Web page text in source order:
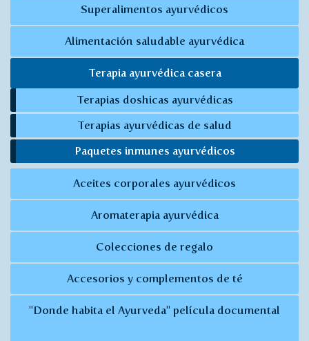
Superalimentos ayurvédicos
Alimentación saludable ayurvédica
Terapia ayurvédica casera
Terapias doshicas ayurvédicas
Terapias ayurvédicas de salud
Paquetes inmunes ayurvédicos
Aceites corporales ayurvédicos
Aromaterapia ayurvédica
Colecciones de regalo
Accesorios y complementos de té
"Donde habita el Ayurveda" película documental